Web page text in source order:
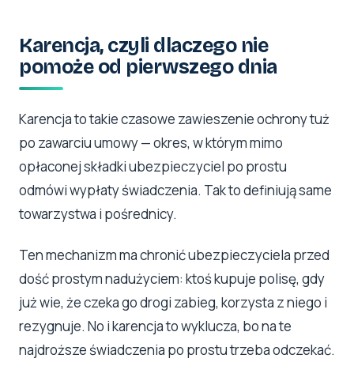
Karencja, czyli dlaczego nie
pomoże od pierwszego dnia
Karencja to takie czasowe zawieszenie ochrony tuż
po zawarciu umowy — okres, w którym mimo
opłaconej składki ubezpieczyciel po prostu
odmówi wypłaty świadczenia. Tak to definiują same
towarzystwa i pośrednicy.
Ten mechanizm ma chronić ubezpieczyciela przed
dość prostym nadużyciem: ktoś kupuje polisę, gdy
już wie, że czeka go drogi zabieg, korzysta z niego i
rezygnuje. No i karencja to wyklucza, bo na te
najdroższe świadczenia po prostu trzeba odczekać.